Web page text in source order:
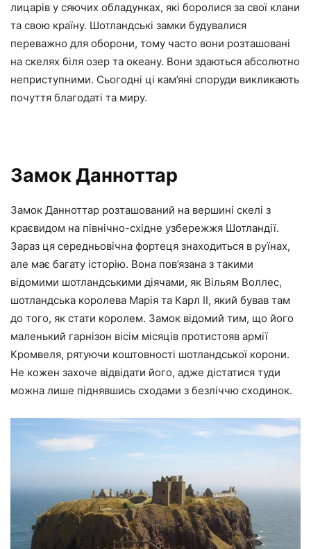
лицарів у сяючих обладунках, які боролися за свої клани
та свою країну. Шотландські замки будувалися
переважно для оборони, тому часто вони розташовані
на скелях біля озер та океану. Вони здаються абсолютно
неприступними. Сьогодні ці кам’яні споруди викликають
почуття благодаті та миру.
Замок Данноттар
Замок Данноттар розташований на вершині скелі з
краєвидом на північно-східне узбережжя Шотландії.
Зараз ця середньовічна фортеця знаходиться в руїнах,
але має багату історію. Вона пов’язана з такими
відомими шотландськими діячами, як Вільям Воллес,
шотландська королева Марія та Карл II, який бував там
до того, як стати королем. Замок відомий тим, що його
маленький гарнізон вісім місяців протистояв армії
Кромвеля, рятуючи коштовності шотландської корони.
Не кожен захоче відвідати його, адже дістатися туди
можна лише піднявшись сходами з безліччю сходинок.